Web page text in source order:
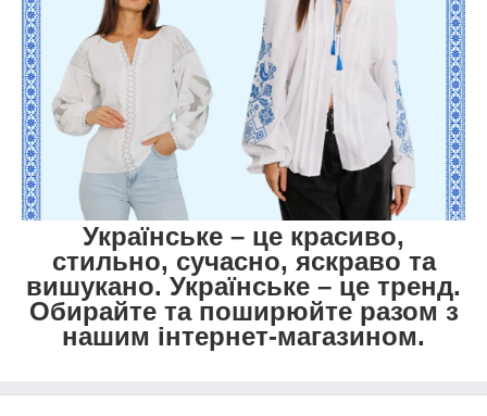
Українське – це красиво,
стильно, сучасно, яскраво та
вишукано. Українське – це тренд.
Обирайте та поширюйте разом з
нашим інтернет-магазином.